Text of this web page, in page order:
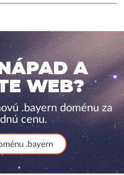
A
WEB?
.bayern doménu za
cenu.
.bayern